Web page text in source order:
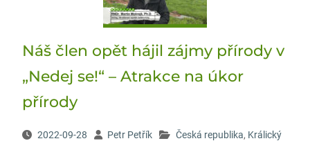
Náš člen opět hájil zájmy přírody v
„Nedej se!“ – Atrakce na úkor
přírody
2022-09-28 Petr Petřík Česká republika, Králický